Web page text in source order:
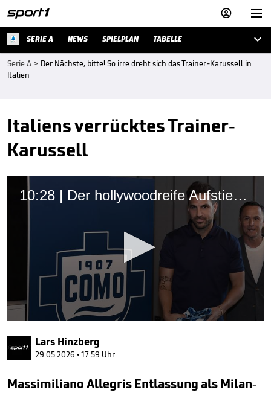


SERIE A NEWS SPIELPLAN TABELLE 
Serie A > Der Nächste, bitte! So irre dreht sich das Trainer-Karussell in
Italien
Italiens verrücktes Trainer-
Karussell
10:28 | Der hollywoodreife Aufstieg von Como 1907
seconds
of
10
minutes,
seconds
Lars Hinzberg
29.05.2026 • 17:59 Uhr
Massimiliano Allegris Entlassung als Milan-